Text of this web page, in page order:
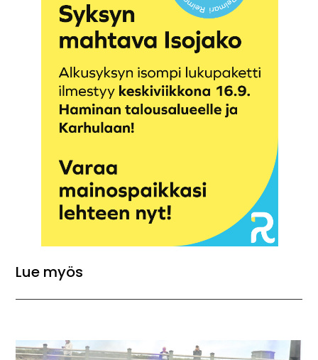
Lue myös